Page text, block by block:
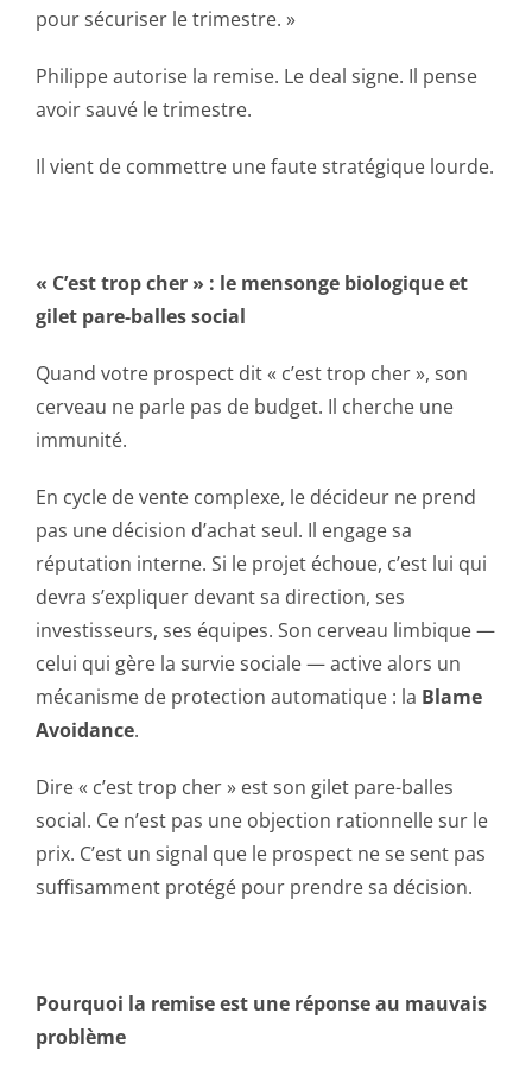
pour sécuriser le trimestre. »
Philippe autorise la remise. Le deal signe. Il pense
avoir sauvé le trimestre.
Il vient de commettre une faute stratégique lourde.
« C’est trop cher » : le mensonge biologique et
gilet pare-balles social
Quand votre prospect dit « c’est trop cher », son
cerveau ne parle pas de budget. Il cherche une
immunité.
En cycle de vente complexe, le décideur ne prend
pas une décision d’achat seul. Il engage sa
réputation interne. Si le projet échoue, c’est lui qui
devra s’expliquer devant sa direction, ses
investisseurs, ses équipes. Son cerveau limbique —
celui qui gère la survie sociale — active alors un
mécanisme de protection automatique : la Blame
Avoidance.
Dire « c’est trop cher » est son gilet pare-balles
social. Ce n’est pas une objection rationnelle sur le
prix. C’est un signal que le prospect ne se sent pas
suffisamment protégé pour prendre sa décision.
Pourquoi la remise est une réponse au mauvais
problème